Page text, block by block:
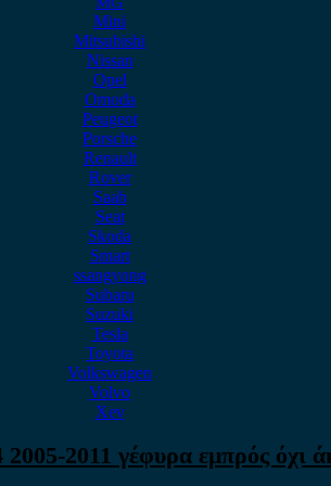
Mini
Mitsubishi
Nissan
Opel
Omoda
Peugeot
Porsche
Renault
Rover
Saab
Seat
Skoda
Smart
ssangyong
Subaru
Suzuki
Tesla
Toyota
Volkswagen
Volvo
Xev
2011 γέφυρα εμπρός όχι